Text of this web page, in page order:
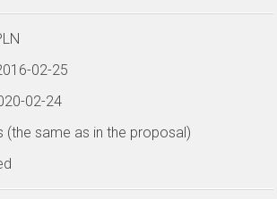
02-25
02-24
(the same as in the proposal)